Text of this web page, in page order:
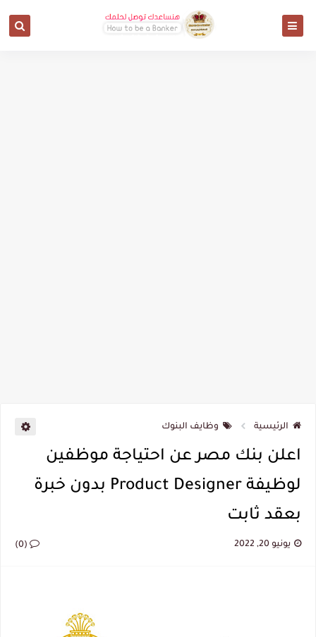
الرئيسية وظايف البنوك
اعلن بنك مصر عن احتياجة موظفين
لوظيفة Product Designer بدون خبرة
بعقد ثابت
يونيو 20, 2022 (0)